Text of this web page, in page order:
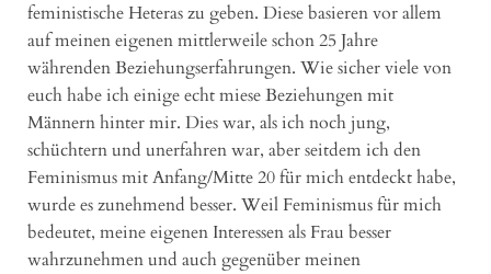
feministische Heteras zu geben. Diese basieren vor allem
auf meinen eigenen mittlerweile schon 25 Jahre
währenden Beziehungserfahrungen. Wie sicher viele von
euch habe ich einige echt miese Beziehungen mit
Männern hinter mir. Dies war, als ich noch jung,
schüchtern und unerfahren war, aber seitdem ich den
Feminismus mit Anfang/Mitte 20 für mich entdeckt habe,
wurde es zunehmend besser. Weil Feminismus für mich
bedeutet, meine eigenen Interessen als Frau besser
wahrzunehmen und auch gegenüber meinen